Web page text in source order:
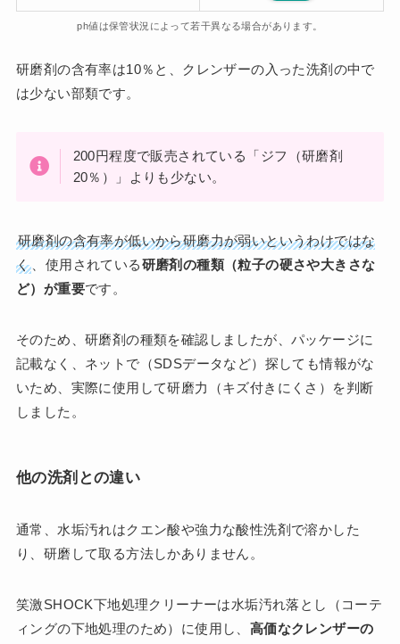
ph値は保管状況によって若干異なる場合があります。
研磨剤の含有率は10％と、クレンザーの入った洗剤の中で
は少ない部類です。
200円程度で販売されている「ジフ（研磨剤
20％）」よりも少ない。
研磨剤の含有率が低いから研磨力が弱いというわけではな
く
、使用されている研磨剤の種類（粒子の硬さや大きさな
ど）が重要です。
そのため、研磨剤の種類を確認しましたが、パッケージに
記載なく、ネットで（SDSデータなど）探しても情報がな
いため、実際に使用して研磨力（キズ付きにくさ）を判断
しました。
他の洗剤との違い
通常、水垢汚れはクエン酸や強力な酸性洗剤で溶かした
り、研磨して取る方法しかありません。
笑激SHOCK下地処理クリーナーは水垢汚れ落とし（コーテ
ィングの下地処理のため）に使用し、 高価なクレンザーの